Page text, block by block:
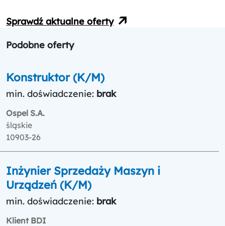
Sprawdź aktualne oferty
Podobne oferty
Konstruktor (K/M)
min. doświadczenie: brak
Ospel S.A.
śląskie
10903-26
Inżynier Sprzedaży Maszyn i
Urządzeń (K/M)
min. doświadczenie: brak
Klient BDI